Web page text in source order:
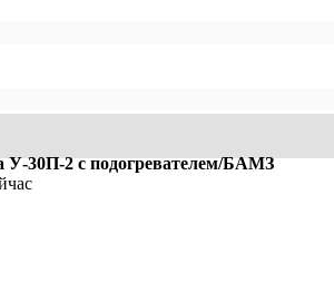
У-30П-2 с подогревателем/БАМЗ